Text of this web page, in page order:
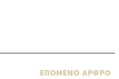
ΕΠΟΜΕΝΟ ΑΡΘΡΟ